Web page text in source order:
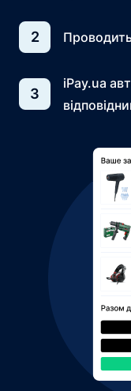
2
3
iPay.ua